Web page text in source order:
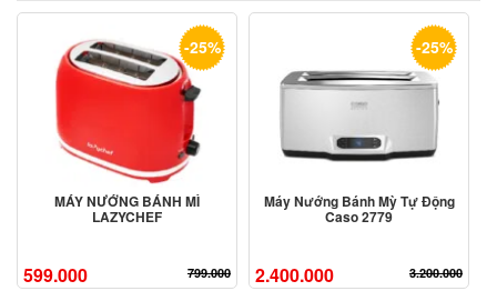
-25%
MÁY NƯỚNG BÁNH MÌ
LAZYCHEF
599.000 799.000
-25%
Máy Nướng Bánh Mỳ Tự Động
Caso 2779
2.400.000 3.200.000